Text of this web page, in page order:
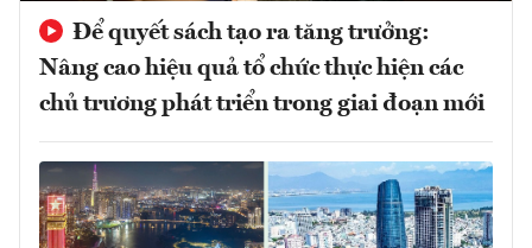
Để quyết sách tạo ra tăng trưởng:
Nâng cao hiệu quả tổ chức thực hiện các
chủ trương phát triển trong giai đoạn mới